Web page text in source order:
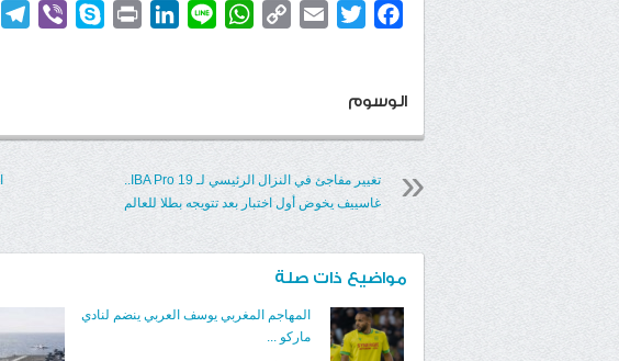
Facebook
Twitter
Email
Copy
WhatsApp
Line
LinkedIn
Print
Skype
Viber
الوسوم
تغيير مفاجئ في النزال الرئيسي لـ IBA Pro 19..
غاسييف يخوض أول اختبار بعد تتويجه بطلا للعالم
مواضيع ذات صلة
المهاجم المغربي يوسف العربي ينضم لنادي
ماركو ...